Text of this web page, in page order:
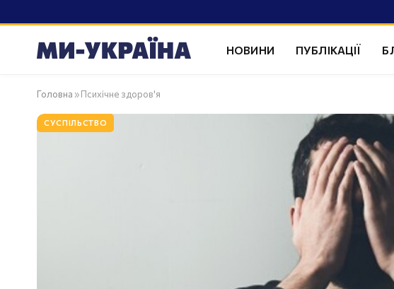
НОВИНИ ПУБЛІКАЦІЇ
Головна »Психічне здоров'я
СУСПІЛЬСТВО